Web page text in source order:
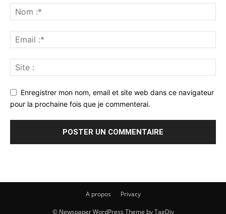
Enregistrer mon nom, email et site web dans ce navigateur
pour la prochaine fois que je commenterai.
A propos Privacy
© Newspaper WordPress Theme by TagDiv